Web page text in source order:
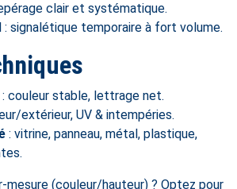
clair et systématique.
: signalétique temporaire à fort volume.
: couleur stable, lettrage net.
extérieur, UV & intempéries.
: vitrine, panneau, métal, plastique,
mesure (couleur/hauteur) ? Optez pour